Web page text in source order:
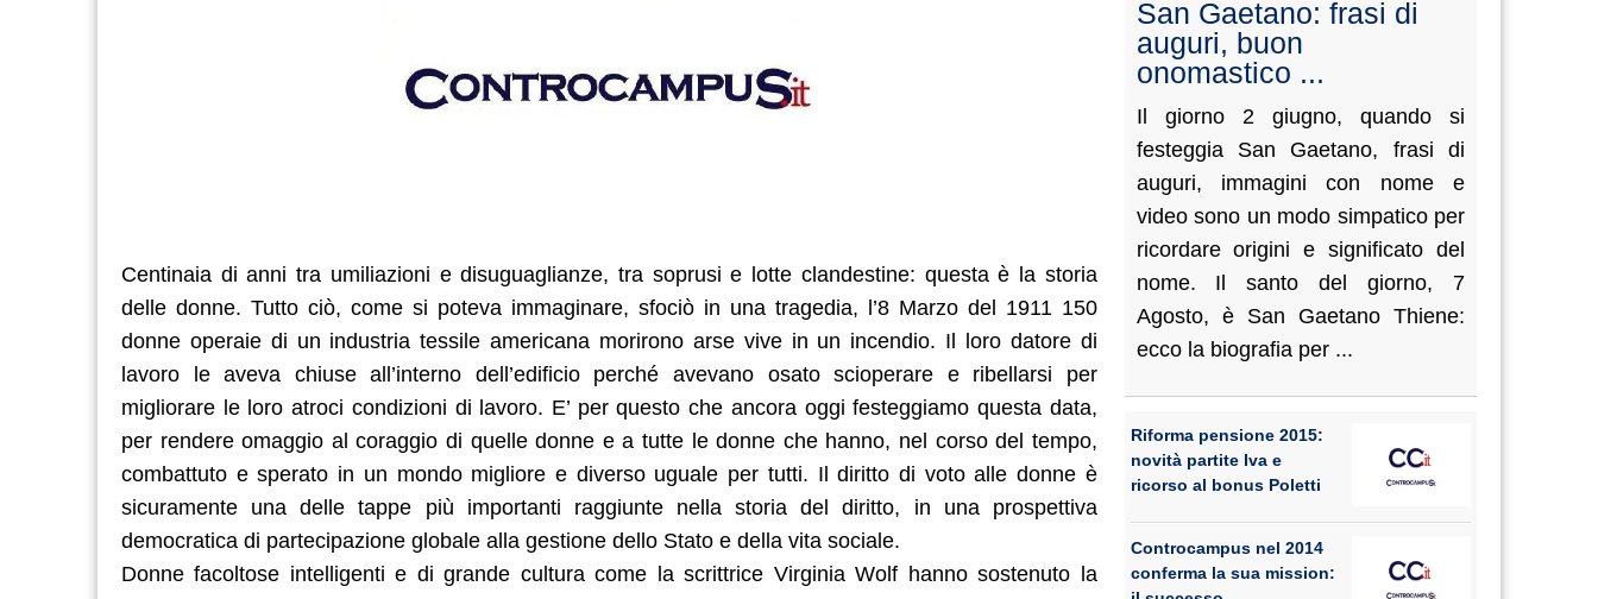
Centinaia di anni tra umiliazioni e disuguaglianze, tra soprusi e lotte clandestine: questa è la storia
delle donne. Tutto ciò, come si poteva immaginare, sfociò in una tragedia, l’8 Marzo del 1911 150
donne operaie di un industria tessile americana morirono arse vive in un incendio. Il loro datore di
lavoro le aveva chiuse all’interno dell’edificio perché avevano osato scioperare e ribellarsi per
migliorare le loro atroci condizioni di lavoro. E’ per questo che ancora oggi festeggiamo questa data,
per rendere omaggio al coraggio di quelle donne e a tutte le donne che hanno, nel corso del tempo,
combattuto e sperato in un mondo migliore e diverso uguale per tutti. Il diritto di voto alle donne è
sicuramente una delle tappe più importanti raggiunte nella storia del diritto, in una prospettiva
democratica di partecipazione globale alla gestione dello Stato e della vita sociale.
Donne facoltose intelligenti e di grande cultura come la scrittrice Virginia Wolf hanno sostenuto la
San Gaetano: frasi di
auguri, buon
onomastico ...
Il giorno 2 giugno, quando si
festeggia San Gaetano, frasi di
auguri, immagini con nome e
video sono un modo simpatico per
ricordare origini e significato del
nome. Il santo del giorno, 7
Agosto, è San Gaetano Thiene:
ecco la biografia per ...
Riforma pensione 2015:
novità partite Iva e
ricorso al bonus Poletti
Controcampus nel 2014
conferma la sua mission: